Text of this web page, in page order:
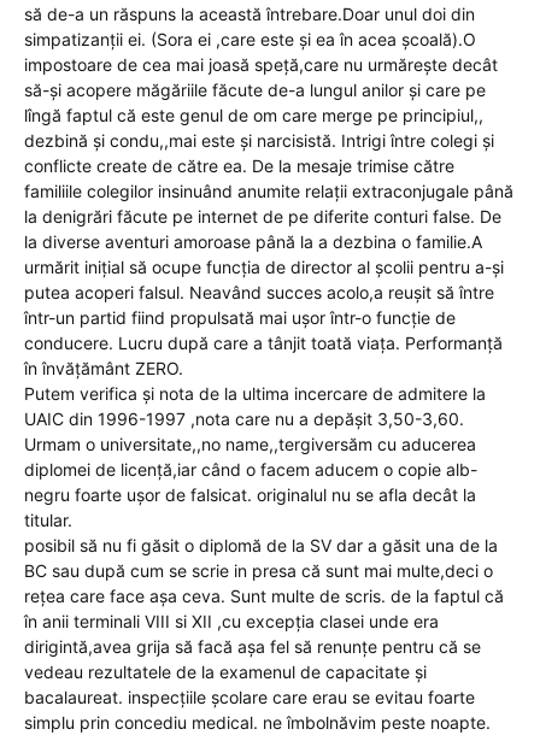
să de-a un răspuns la această întrebare.Doar unul doi din
simpatizanții ei. (Sora ei ,care este și ea în acea școală).O
impostoare de cea mai joasă speță,care nu urmărește decât
să-și acopere măgăriile făcute de-a lungul anilor și care pe
lîngă faptul că este genul de om care merge pe principiul,,
dezbină și condu,,mai este și narcisistă. Intrigi între colegi și
conflicte create de către ea. De la mesaje trimise către
familiile colegilor insinuând anumite relații extraconjugale până
la denigrări făcute pe internet de pe diferite conturi false. De
la diverse aventuri amoroase până la a dezbina o familie.A
urmărit inițial să ocupe funcția de director al școlii pentru a-și
putea acoperi falsul. Neavând succes acolo,a reușit să între
într-un partid fiind propulsată mai ușor într-o funcție de
conducere. Lucru după care a tânjit toată viața. Performanță
în învățământ ZERO.
Putem verifica și nota de la ultima incercare de admitere la
UAIC din 1996-1997 ,nota care nu a depășit 3,50-3,60.
Urmam o universitate,,no name,,tergiversăm cu aducerea
diplomei de licență,iar când o facem aducem o copie alb-
negru foarte ușor de falsicat. originalul nu se afla decât la
titular.
posibil să nu fi găsit o diplomă de la SV dar a găsit una de la
BC sau după cum se scrie in presa că sunt mai multe,deci o
rețea care face așa ceva. Sunt multe de scris. de la faptul că
în anii terminali VIII si XII ,cu excepția clasei unde era
dirigintă,avea grija să facă așa fel să renunțe pentru că se
vedeau rezultatele de la examenul de capacitate și
bacalaureat. inspecțiile școlare care erau se evitau foarte
simplu prin concediu medical. ne îmbolnăvim peste noapte.